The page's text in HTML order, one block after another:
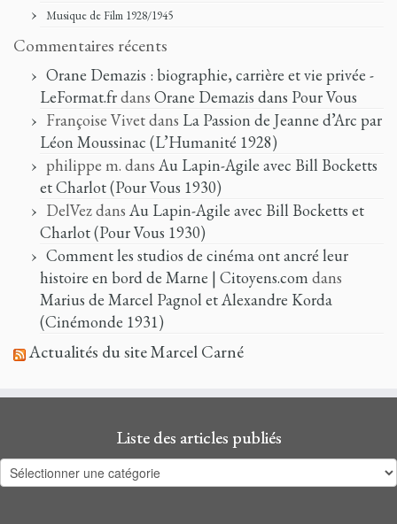
Musique de Film 1928/1945
Commentaires récents
Orane Demazis : biographie, carrière et vie privée -
LeFormat.frdans Orane Demazis dans Pour Vous
Françoise Vivetdans La Passion de Jeanne d’Arc par
Léon Moussinac (L’Humanité 1928)
philippe m. dans Au Lapin-Agile avec Bill Bocketts
et Charlot (Pour Vous 1930)
DelVezdans Au Lapin-Agile avec Bill Bocketts et
Charlot (Pour Vous 1930)
Comment les studios de cinéma ont ancré leur
histoire en bord de Marne | Citoyens.comdans
Marius de Marcel Pagnol et Alexandre Korda
(Cinémonde 1931)
Actualités du site Marcel Carné
Liste des articles publiés
Liste
des